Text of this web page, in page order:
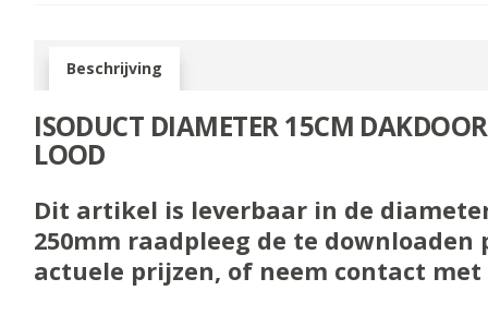
Beschrijving
ISODUCT DIAMETER 15CM
LOOD
Dit artikel is leverbaar in de
250mm raadpleeg de te
actuele prijzen, of neem contact met